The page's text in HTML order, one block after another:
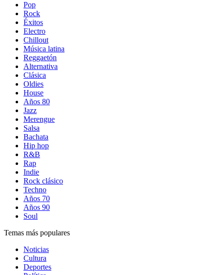
Pop
Rock
Éxitos
Electro
Chillout
Música latina
Reggaetón
Alternativa
Clásica
Oldies
House
Años 80
Jazz
Merengue
Salsa
Bachata
Hip hop
R&B
Rap
Indie
Rock clásico
Techno
Años 70
Años 90
Soul
Temas más populares
Noticias
Cultura
Deportes